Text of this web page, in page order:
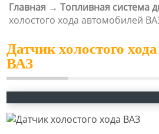
ВЫ ЗДЕСЬ
Главная → Топливная система
холостого хода автомобилей
Датчик холостого
ВАЗ